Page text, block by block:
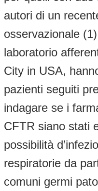
autori di un
osservazionale
laboratorio
City in USA,
pazienti seguiti
indagare se i
CFTR siano stati
possibilità
respiratorie da
comuni germi